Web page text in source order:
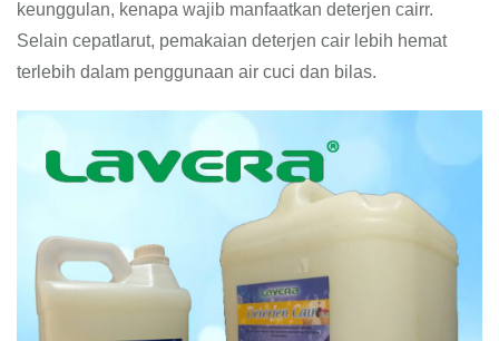
keunggulan, kenapa wajib manfaatkan deterjen cairr.
Selain cepatlarut, pemakaian deterjen cair lebih hemat
terlebih dalam penggunaan air cuci dan bilas.